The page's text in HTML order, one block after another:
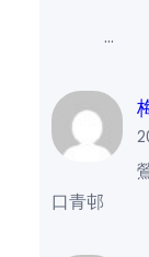
…
口青邨